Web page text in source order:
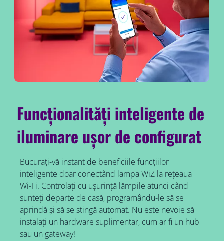
Funcționalități inteligente de
iluminare ușor de configurat
Bucurați-vă instant de beneficiile funcțiilor
inteligente doar conectând lampa WiZ la rețeaua
Wi-Fi. Controlați cu ușurință lămpile atunci când
sunteți departe de casă, programându-le să se
aprindă și să se stingă automat. Nu este nevoie să
instalați un hardware suplimentar, cum ar fi un hub
sau un gateway!